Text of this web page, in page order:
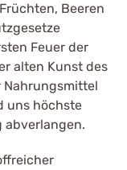
Beeren
Feuer der
alten Kunst des
Nahrungsmittel
uns höchste
abverlangen.